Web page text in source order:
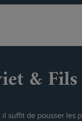
& Fils
suffit de pousser les